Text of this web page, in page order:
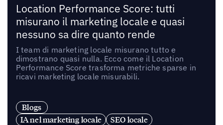
Location Performance Score: tutti
misurano il marketing locale e quasi
nessuno sa dire quanto rende
I team di marketing locale misurano tutto e
dimostrano quasi nulla. Ecco come il Location
Performance Score trasforma metriche sparse in
ricavi marketing locale misurabili.
Blogs
IA nel marketing locale
SEO locale